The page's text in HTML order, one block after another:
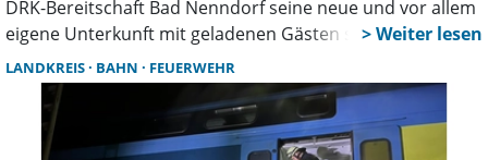
DRK-Bereitschaft Bad Nenndorf seine neue und vor allem
eigene Unterkunft mit geladenen Gästen seiner
Bestimmung übergab. Endlich eine verlässliche
Unterkunft, „nachdem wir sogar eine Zeitlang heimatlos
in Bad Nenndorf waren“, stellte Philip Tölke als Leitung
der DRK-Kreisbereitschaft gegenüber dieser Zeitung
LANDKREIS BAHN FEUERWEHR